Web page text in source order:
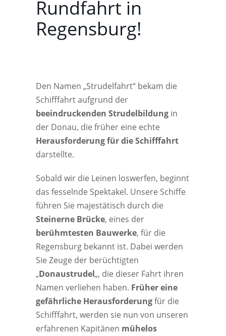
Rundfahrt in
Regensburg!
Den Namen „Strudelfahrt“ bekam die
Schifffahrt aufgrund der
beeindruckenden Strudelbildungin
der Donau, die früher eine echte
Herausforderung für die Schifffahrt
darstellte.
Sobald wir die Leinen loswerfen, beginnt
das fesselnde Spektakel. Unsere Schiffe
führen Sie majestätisch durch die
Steinerne Brücke, eines der
berühmtesten Bauwerke, für die
Regensburg bekannt ist. Dabei werden
Sie Zeuge der berüchtigten
„Donaustrudel„, die dieser Fahrt ihren
Namen verliehen haben. Früher eine
gefährliche Herausforderungfür die
Schifffahrt, werden sie nun von unseren
erfahrenen Kapitänen mühelos